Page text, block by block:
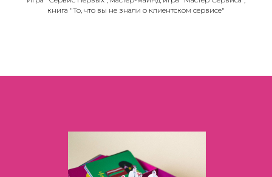
книга "То, что вы не знали о клиентском сервисе"